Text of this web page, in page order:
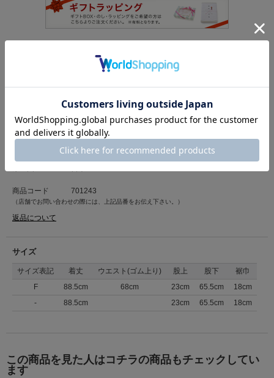
テーパードシルエットなので、トップスとのバランスも良くコーディネート
がしやすいです。製品でバイオ加工を施しユーズド感を出し、ナチュラルな
チノストレッチ
カジュアルなコットンのチノパン生地に、ストレッチ性をプラスした楽な着
心地の素材です。
カラー別品番
ベージュ：701548
ネイビー：701303
チャコール：701387
ライトグレー：701549
Madu Fabrica WEAR テーマ
<布のある楽しい暮らし>を提案するMadu Fabricaより、
自分らしさを大切に、リラックスして着られる
す。
■洗濯表示■手洗い
モデル身長 160cm
カテゴリ 【Madu】ウェア＆グッズ パンツ
コットン95%、ポリウレタン5%
商品コード 701243
（店舗でお問い合わせの際には、上記品番をお伝え下さい。）
返品について
サイズ
サイズ表記 着丈 ウエスト(ゴム上り) 股上 股下
裾巾
F
88.5cm 68cm 23cm 65.5cm
18cm
-
88.5cm 23cm 65.5cm 18cm
この商品を見た人はコチラの商品もチェックしてい
ます